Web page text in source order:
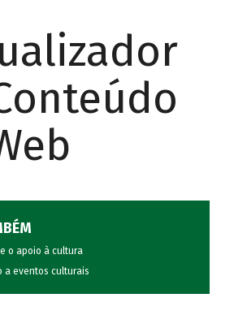
e o apoio à cultura
a eventos culturais